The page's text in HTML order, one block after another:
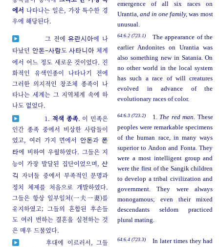
에서 나타나는 일은, 가장 특수한 경
우에 해당된다.
emergence of all six races on
Urantia, and in one family, was most
unusual.
그 전에유란시아에 나
타났던
안돈-사람도 사타니아 체계
에서 어느 정도 새로운 것이었다. 진
화적인 유색인종이 나타나기 전에
그러한 의지적인 창조체 종족이 나
타나는 세계는 그 지역체계 속에 하
나도 없었다.
64:6.2 (723.1)
The appearance of the
earlier Andonites on Urantia was
also something new in Satania. On
no other world in the local system
has such a race of will creatures
evolved in advance of the
evolutionary races of color.
1. 적색 종족. 이 민족은
인간 종족 중에서 비상한 사람들이
었고, 여러 가지 면에서
안돈과폰
타에 비하여 우월하였다. 그들은 지
능이 가장 발달된 집단이었으며,산
긱
자녀들 중에서 부족적인 문명과
정치 체제를 처음으로 개발하였다.
그들은 항상 일부일처(一夫一妻)를
유지하였고; 그들의 혼합된 후손들
도 여러 번하는 결혼을 실천하는 것
은 매우 드물었다.
64:6.3 (723.2) 1. The red man.
These
peoples were remarkable specimens
of the human race, in many ways
superior to Andon and Fonta. They
were a most intelligent group and
were the first of the Sangik children
to develop a tribal civilization and
government. They were always
monogamous; even their mixed
descendants seldom practiced
plural mating.
후대에 이르러서, 그들
64:6.4 (723.3)
In later times they had